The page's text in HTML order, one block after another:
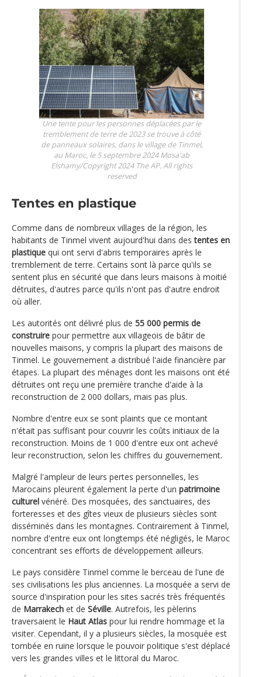
Une tente pour les personnes déplacées par le
tremblement de terre de 2023 se trouve à côté
de panneaux solaires, dans le village de Tinmel,
au Maroc, le 5 septembre 2024 Mosa'ab
Elshamy/Copyright 2024 The AP. All rights
reserved
Tentes en plastique
Comme dans de nombreux villages de la région, les
habitants de Tinmel vivent aujourd'hui dans destentes en
plastique qui ont servi d'abris temporaires après le
tremblement de terre. Certains sont là parce qu'ils se
sentent plus en sécurité que dans leurs maisons à moitié
détruites, d'autres parce qu'ils n'ont pas d'autre endroit
où aller.
Les autorités ont délivré plus de 55 000 permis de
construire pour permettre aux villageois de bâtir de
nouvelles maisons, y compris la plupart des maisons de
Tinmel. Le gouvernement a distribué l'aide financière par
étapes. La plupart des ménages dont les maisons ont été
détruites ont reçu une première tranche d'aide à la
reconstruction de 2 000 dollars, mais pas plus.
Nombre d'entre eux se sont plaints que ce montant
n'était pas suffisant pour couvrir les coûts initiaux de la
reconstruction. Moins de 1 000 d'entre eux ont achevé
leur reconstruction, selon les chiffres du gouvernement.
Malgré l'ampleur de leurs pertes personnelles, les
Marocains pleurent également la perte d'un patrimoine
culturel vénéré. Des mosquées, des sanctuaires, des
forteresses et des gîtes vieux de plusieurs siècles sont
disséminés dans les montagnes. Contrairement à Tinmel,
nombre d'entre eux ont longtemps été négligés, le Maroc
concentrant ses efforts de développement ailleurs.
Le pays considère Tinmel comme le berceau de l'une de
ses civilisations les plus anciennes. La mosquée a servi de
source d'inspiration pour les sites sacrés très fréquentés
de Marrakech et de Séville. Autrefois, les pèlerins
traversaient le Haut Atlas pour lui rendre hommage et la
visiter. Cependant, il y a plusieurs siècles, la mosquée est
tombée en ruine lorsque le pouvoir politique s'est déplacé
vers les grandes villes et le littoral du Maroc.